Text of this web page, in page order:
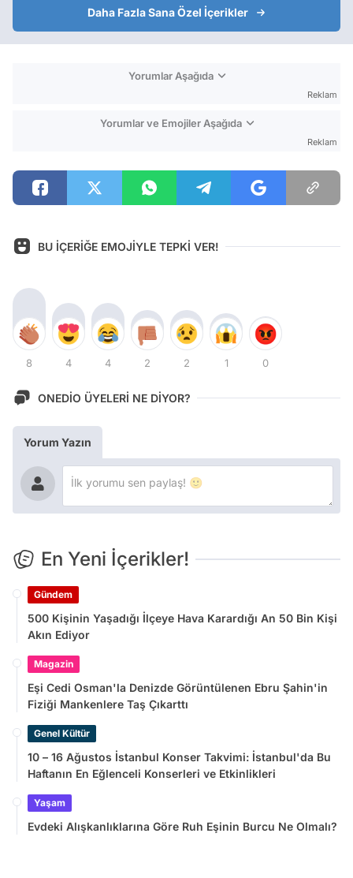
Daha Fazla Sana Özel İçerikler
Yorumlar Aşağıda
Reklam
Yorumlar ve Emojiler Aşağıda
Reklam
BU İÇERİĞE EMOJİYLE TEPKİ VER!
8 4 4 2 2 1 0
ONEDİO ÜYELERİ NE DİYOR?
Yorum Yazın
En Yeni İçerikler!
Gündem
500 Kişinin Yaşadığı İlçeye Hava Karardığı An 50 Bin Kişi
Akın Ediyor
Magazin
Eşi Cedi Osman'la Denizde Görüntülenen Ebru Şahin'in
Fiziği Mankenlere Taş Çıkarttı
Genel Kültür
10 – 16 Ağustos İstanbul Konser Takvimi: İstanbul'da Bu
Haftanın En Eğlenceli Konserleri ve Etkinlikleri
Yaşam
Evdeki Alışkanlıklarına Göre Ruh Eşinin Burcu Ne Olmalı?